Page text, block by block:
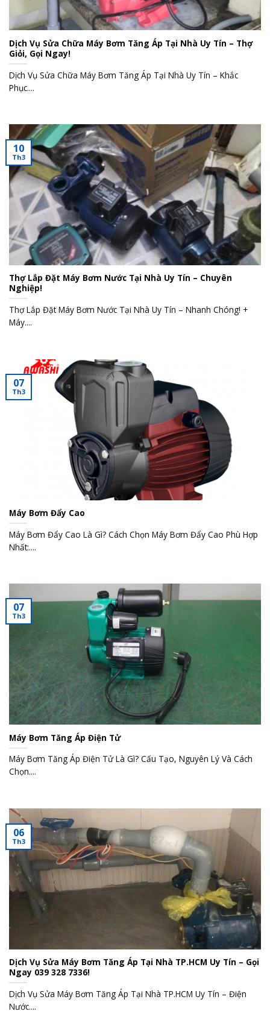
Dịch Vụ Sửa Chữa Máy Bơm Tăng Áp Tại Nhà Uy Tín – Thợ
Giỏi, Gọi Ngay!
Dịch Vụ Sửa Chữa Máy Bơm Tăng Áp Tại Nhà Uy Tín – Khắc
Phục....
Thợ Lắp Đặt Máy Bơm Nước Tại Nhà Uy Tín – Chuyên
Nghiệp!
Thợ Lắp Đặt Máy Bơm Nước Tại Nhà Uy Tín – Nhanh Chóng! +
Máy....
10
Th3
Máy Bơm Đẩy Cao
Máy Bơm Đẩy Cao Là Gì? Cách Chọn Máy Bơm Đẩy Cao Phù Hợp
Nhất:....
07
Th3
Máy Bơm Tăng Áp Điện Tử
Máy Bơm Tăng Áp Điện Tử Là Gì? Cấu Tạo, Nguyên Lý Và Cách
Chọn....
07
Th3
Dịch Vụ Sửa Máy Bơm Tăng Áp Tại Nhà TP.HCM Uy Tín – Gọi
Ngay 039 328 7336!
Dịch Vụ Sửa Máy Bơm Tăng Áp Tại Nhà TP.HCM Uy Tín – Điện
Nước....
06
Th3